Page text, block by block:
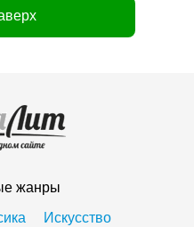
жанры
Искусство